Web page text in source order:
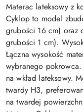
Materac lateksowy z
Cyklop to model
grubości 16 cm) oraz
grubości 1 cm).
Łączna wysokość
wybranego
na wkład lateksowy.
twardy H3,
na twardej